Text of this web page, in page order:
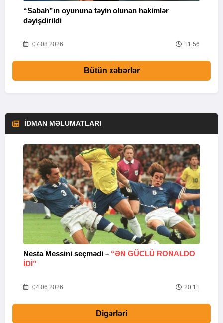
“Sabah”ın oyununa təyin olunan hakimlər
dəyişdirildi
07.08.2026 11:56
Bütün xəbərlər
İDMAN MƏLUMATLARI
Nesta Messini seçmədi – “ƏN GÜCLÜ RONALDO
IDI”
04.06.2026 20:11
Digərləri